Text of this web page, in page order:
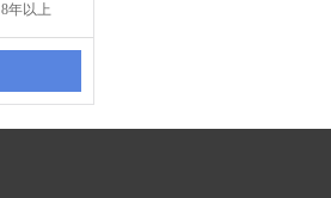
8年以上